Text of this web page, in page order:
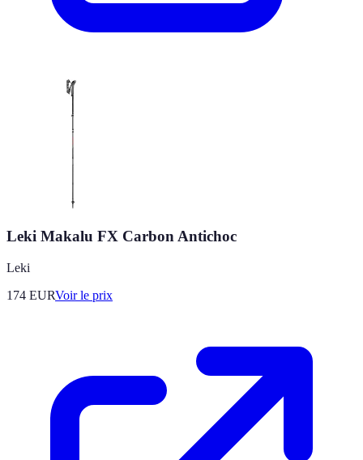
Leki Makalu FX Carbon Antichoc
Leki
174 EURVoir le prix